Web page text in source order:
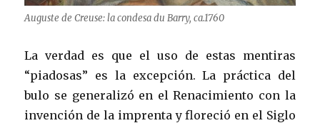
Auguste de Creuse: la condesa du Barry, ca.1760
La verdad es que el uso de estas mentiras
“piadosas” es la excepción. La práctica del
bulo se generalizó en el Renacimiento con la
invención de la imprenta y floreció en el Siglo